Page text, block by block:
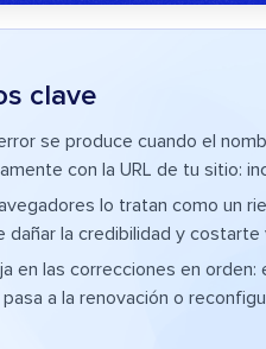
clave
se produce cuando el
con la URL de tu sitio:
lo tratan como un
dañar la credibilidad y costarte
en las correcciones en
pasa a la renovación o